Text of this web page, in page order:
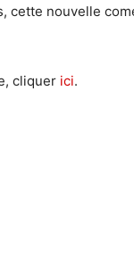
cette nouvelle
cliquer ici.